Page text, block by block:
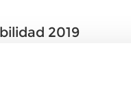
2019